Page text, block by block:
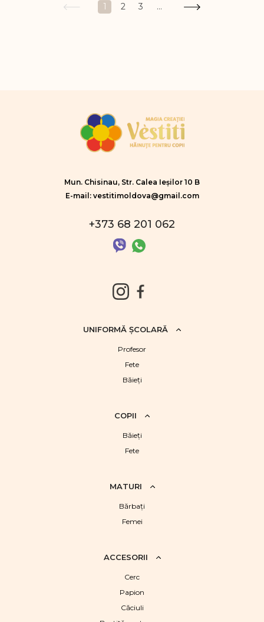
1 2 3 ...
Mun. Chisinau, Str. Calea Ieșilor 10 B
E-mail: vestitimoldova@gmail.com
+373 68 201 062
UNIFORMĂ ŞCOLARĂ
Profesor
Fete
Băieţi
COPII
Băieţi
Fete
MATURI
Bărbaţi
Femei
ACCESORII
Cerc
Papion
Căciuli